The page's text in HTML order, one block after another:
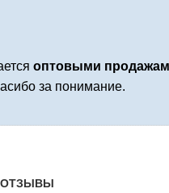
оптовыми
за понимание.
ОТЗЫВЫ